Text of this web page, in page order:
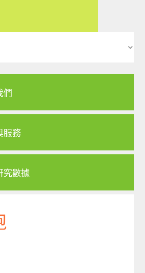
們
服務
究數據